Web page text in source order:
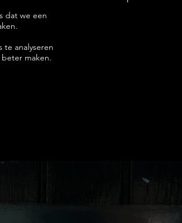
dat we een
te analyseren
maken.